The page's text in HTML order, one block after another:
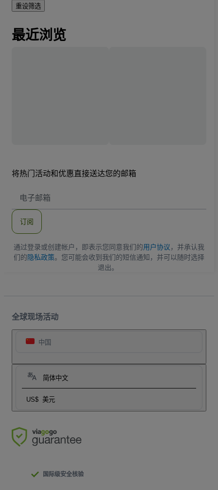
重设筛选
最近浏览
将热门活动和优惠直接送达您的邮箱
子
地
订阅
通过登录或创建帐户，即表示您同意我们的用户协议，并承认我
们的隐私政策。您可能会收到我们的短信通知，并可以随时选择
退出。
全球现场活动
中国
简体中文
US$ 美元
国际级安全核验